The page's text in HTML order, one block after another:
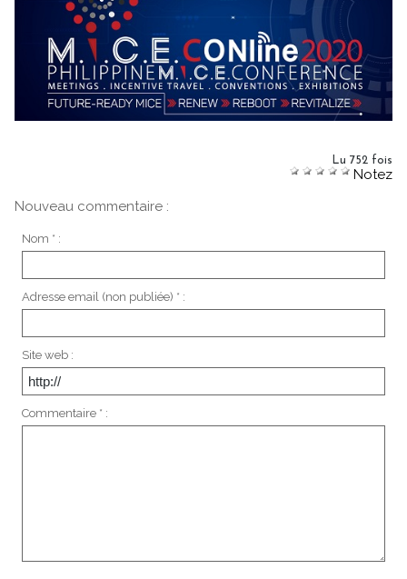
Lu 752 fois
Notez
Nouveau commentaire :
Nom * :
Adresse email (non publiée) * :
Site web :
Commentaire * :